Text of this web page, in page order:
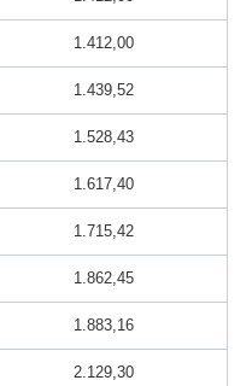
1.412,00
1.439,52
1.528,43
1.617,40
1.715,42
1.862,45
1.883,16
2.129,30